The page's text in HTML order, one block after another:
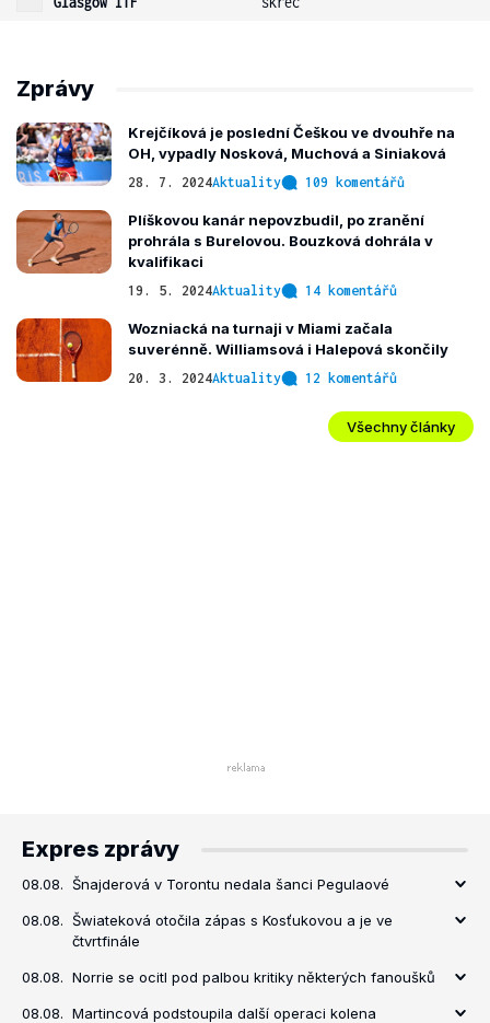
Zprávy
Krejčíková je poslední Češkou ve dvouhře na
OH, vypadly Nosková, Muchová a Siniaková
28. 7. 2024Aktuality 109 komentářů
Plíškovou kanár nepovzbudil, po zranění
prohrála s Burelovou. Bouzková dohrála v
kvalifikaci
19. 5. 2024Aktuality 14 komentářů
Wozniacká na turnaji v Miami začala
suverénně. Williamsová i Halepová skončily
20. 3. 2024Aktuality 12 komentářů
Všechny články
Expres zprávy
08.08. Šnajderová v Torontu nedala šanci Pegulaové
08.08. Šwiateková otočila zápas s Kosťukovou a je ve
čtvrtfinále
08.08. Norrie se ocitl pod palbou kritiky některých fanoušků
08.08. Martincová podstoupila další operaci kolena